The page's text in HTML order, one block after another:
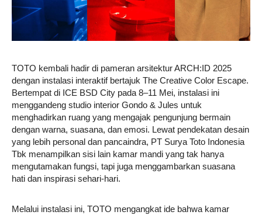
TOTO kembali hadir di pameran arsitektur ARCH:ID 2025
dengan instalasi interaktif bertajuk The Creative Color Escape.
Bertempat di ICE BSD City pada 8–11 Mei, instalasi ini
menggandeng studio interior Gondo & Jules untuk
menghadirkan ruang yang mengajak pengunjung bermain
dengan warna, suasana, dan emosi. Lewat pendekatan desain
yang lebih personal dan pancaindra, PT Surya Toto Indonesia
Tbk menampilkan sisi lain kamar mandi yang tak hanya
mengutamakan fungsi, tapi juga menggambarkan suasana
hati dan inspirasi sehari-hari.
Melalui instalasi ini, TOTO mengangkat ide bahwa kamar